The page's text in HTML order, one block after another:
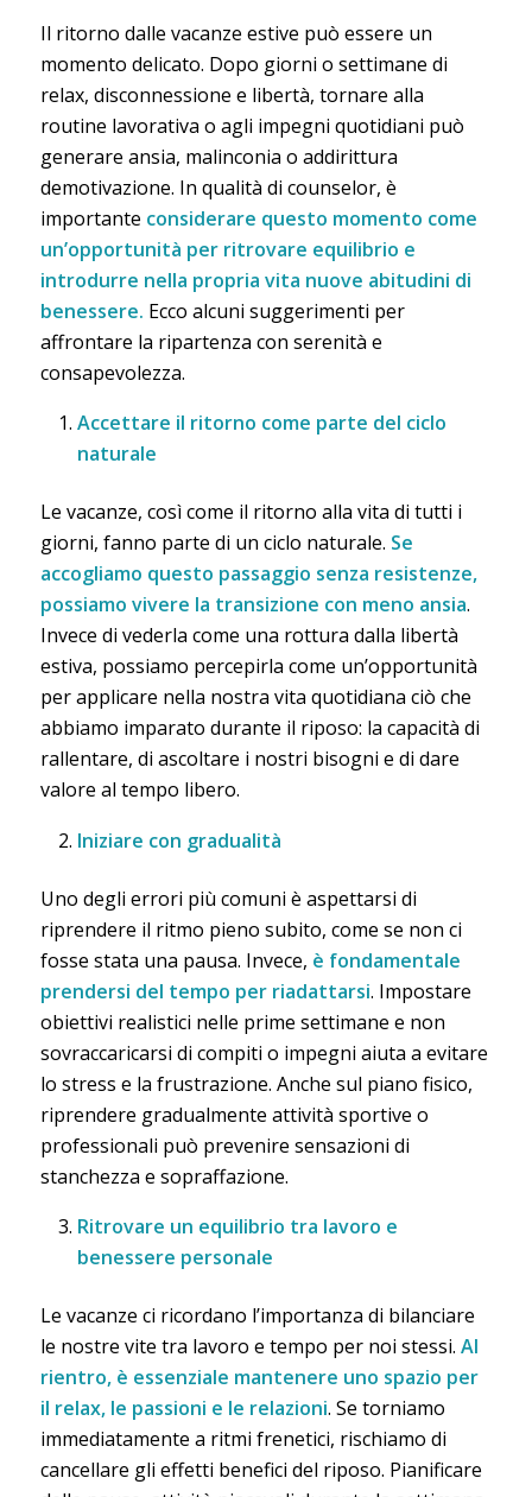
Il ritorno dalle vacanze estive può essere un
momento delicato. Dopo giorni o settimane di
relax, disconnessione e libertà, tornare alla
routine lavorativa o agli impegni quotidiani può
generare ansia, malinconia o addirittura
demotivazione. In qualità di counselor, è
importante considerare questo momento come
un’opportunità per ritrovare equilibrio e
introdurre nella propria vita nuove abitudini di
benessere. Ecco alcuni suggerimenti per
affrontare la ripartenza con serenità e
consapevolezza.
Accettare il ritorno come parte del ciclo
naturale
Le vacanze, così come il ritorno alla vita di tutti i
giorni, fanno parte di un ciclo naturale. Se
accogliamo questo passaggio senza resistenze,
possiamo vivere la transizione con meno ansia.
Invece di vederla come una rottura dalla libertà
estiva, possiamo percepirla come un’opportunità
per applicare nella nostra vita quotidiana ciò che
abbiamo imparato durante il riposo: la capacità di
rallentare, di ascoltare i nostri bisogni e di dare
valore al tempo libero.
Iniziare con gradualità
Uno degli errori più comuni è aspettarsi di
riprendere il ritmo pieno subito, come se non ci
fosse stata una pausa. Invece, è fondamentale
prendersi del tempo per riadattarsi. Impostare
obiettivi realistici nelle prime settimane e non
sovraccaricarsi di compiti o impegni aiuta a evitare
lo stress e la frustrazione. Anche sul piano fisico,
riprendere gradualmente attività sportive o
professionali può prevenire sensazioni di
stanchezza e sopraffazione.
Ritrovare un equilibrio tra lavoro e
benessere personale
Le vacanze ci ricordano l’importanza di bilanciare
le nostre vite tra lavoro e tempo per noi stessi. Al
rientro, è essenziale mantenere uno spazio per
il relax, le passioni e le relazioni. Se torniamo
immediatamente a ritmi frenetici, rischiamo di
cancellare gli effetti benefici del riposo. Pianificare